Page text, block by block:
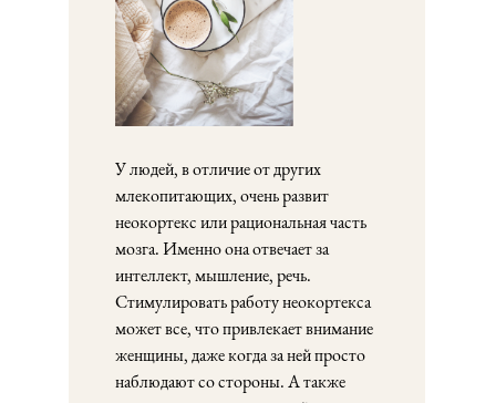
У людей, в отличие от других
млекопитающих, очень развит
неокортекс или рациональная часть
мозга. Именно она отвечает за
интеллект, мышление, речь.
Стимулировать работу неокортекса
может все, что привлекает внимание
женщины, даже когда за ней просто
наблюдают со стороны. А также